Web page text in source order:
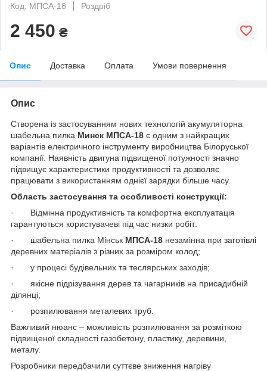
Код: МПСА-18
Роздріб
2 450 ₴
Опис Доставка Оплата Умови повернення
Опис
Створена із застосуванням нових технологій акумуляторна
шабельна пилка Минск МПСА-18 є одним з найкращих
варіантів електричного інструменту виробництва Білоруської
компанії. Наявність двигуна підвищеної потужності значно
підвищує характеристики продуктивності та дозволяє
працювати з використанням однієї зарядки більше часу.
Область застосування та особливості конструкції:
· Відмінна продуктивність та комфортна експлуатація
гарантуються користувачеві під час низки робіт:
· шабельна пилка Мінськ МПСА-18 незамінна при заготівлі
деревних матеріалів з різних за розміром колод;
· у процесі будівельних та теслярських заходів;
· якісне підрізування дерев та чагарників на присадибній
ділянці;
· розпилювання металевих труб.
Важливий нюанс – можливість розпилювання за розміткою
підвищеної складності газобетону, пластику, деревини,
металу.
Розробники передбачили суттєве зниження нагріву